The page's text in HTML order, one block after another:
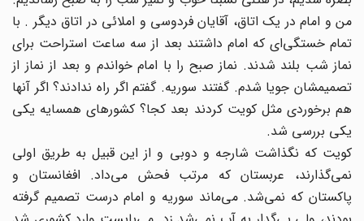
من و امام در یک اتاق، آقایان فردوسی و املائی در اتاق دیگر . با
تمام خستگی‌ای که امام داشتند بعد از سه ساعت استراحت برای
نماز شب بلند شدند. نماز صبح را با امام خواندم و بعد از نماز از
تصمیمشان جویا شدم. گفتند سوریه. گفتم اگر راه ندادند؟ اگر آنها
هم برخوردی مثل کویت کردند بعد کجا؟ کشورهای همسایه یکی
یکی بررسی شد.
کویت که نگذاشت شارجه و دوبی و از این قبیل به طریق اولی
نمی‌گذارند، عربستان که مرتب فحش می‌داد. افغانستان و
پاکستان که نمی‌شد. می‌ماند سوریه و امام درست تصمیم گرفته